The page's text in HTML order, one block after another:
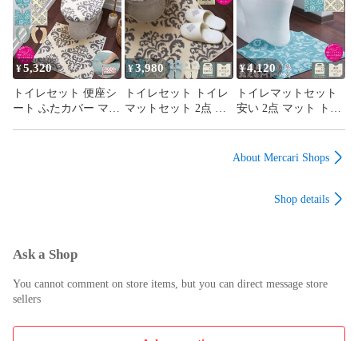
バー スリッパ 便座シ
ート 極厚 洗える 貼
るタイプ おしゃれ ふ
わふわ ギフト
ルダーカバー 支柱対
応 ふわふわ トイレタ
リー 北欧 上品 おし
ゃれ 花柄 白
リッパ 便座シート 厚
手 ふわふわ 抗菌 防
臭 消臭 吸着 トイレ
タリー 北欧
¥5,320
トイレセット 便座シ
ート ふたカバー マッ
¥3,980
トイレセット トイレ
マットセット 2点 マ
¥4,120
トイレマットセット
安い 2点 マット トイ
兼用フタカバー 洗え
トイレタリー
About Mercari Shops
Shop details
Ask a Shop
You cannot comment on store items, but you can direct message store
sellers